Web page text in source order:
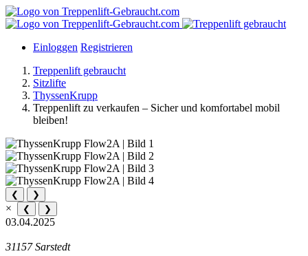
Einloggen Registrieren
Treppenlift gebraucht
Sitzlifte
ThyssenKrupp
Treppenlift zu verkaufen – Sicher und komfortabel mobil
bleiben!
❮ ❯
× ❮ ❯
03.04.2025
31157 Sarstedt